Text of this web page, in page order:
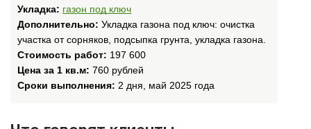
Укладка: газон под ключ
Дополнительно: Укладка газона под ключ: очистка
участка от сорняков, подсыпка грунта, укладка газона.
Стоимость работ: 197 600
Цена за 1 кв.м: 760 рублей
Сроки выполнения: 2 дня, май 2025 года